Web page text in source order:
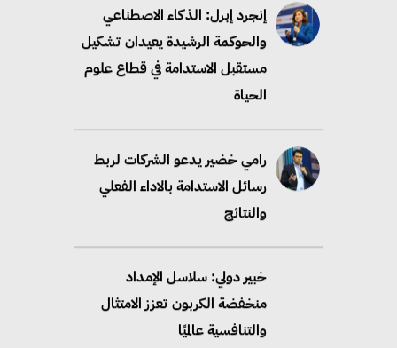
إنجرد إبرل: الذكاء الاصطناعي
والحوكمة الرشيدة يعيدان تشكيل
مستقبل الاستدامة في قطاع علوم
الحياة
رامي خضير يدعو الشركات لربط
رسائل الاستدامة بالاداء الفعلي
والنتائج
خبير دولي: سلاسل الإمداد
منخفضة الكربون تعزز الامتثال
والتنافسية عالميًا